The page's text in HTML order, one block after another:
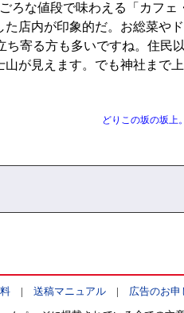
な値段で味わえる「カフェ
店内が印象的だ。お総菜や
ち寄る方も多いですね。住
が見えます。でも神社まで
どりこの坂の坂上
| 送稿マニュアル| 広告のお申